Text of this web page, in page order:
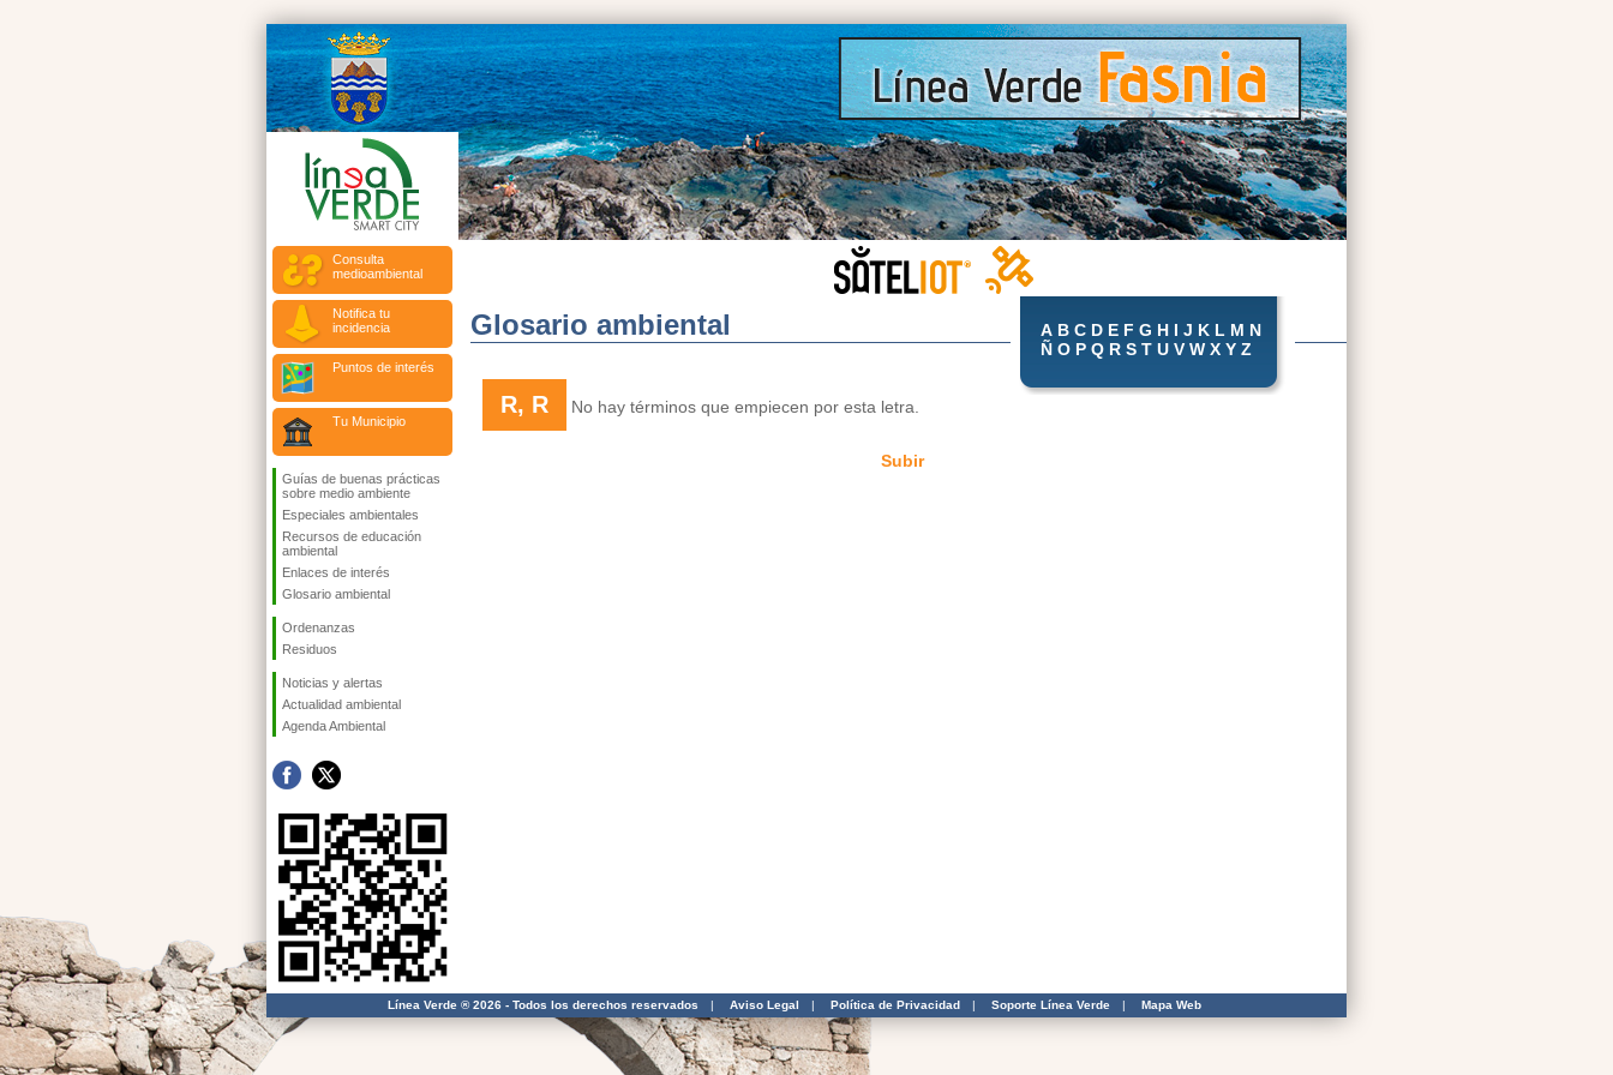
Consulta
medioambiental
Notifica tu
incidencia
Puntos de interés
Tu Municipio
Guías de buenas prácticas
sobre medio ambiente
Especiales ambientales
Recursos de educación
ambiental
Enlaces de interés
Glosario ambiental
Ordenanzas
Residuos
Noticias y alertas
Actualidad ambiental
Agenda Ambiental
A B C D E F G H I J K L M N
Ñ O P Q R S T U V W X Y Z
Glosario ambiental
R, R No hay términos que empiecen por esta letra.
Subir
Línea Verde ® 2026 - Todos los derechos reservados | Aviso Legal | Política de Privacidad | Soporte Línea Verde | Mapa Web